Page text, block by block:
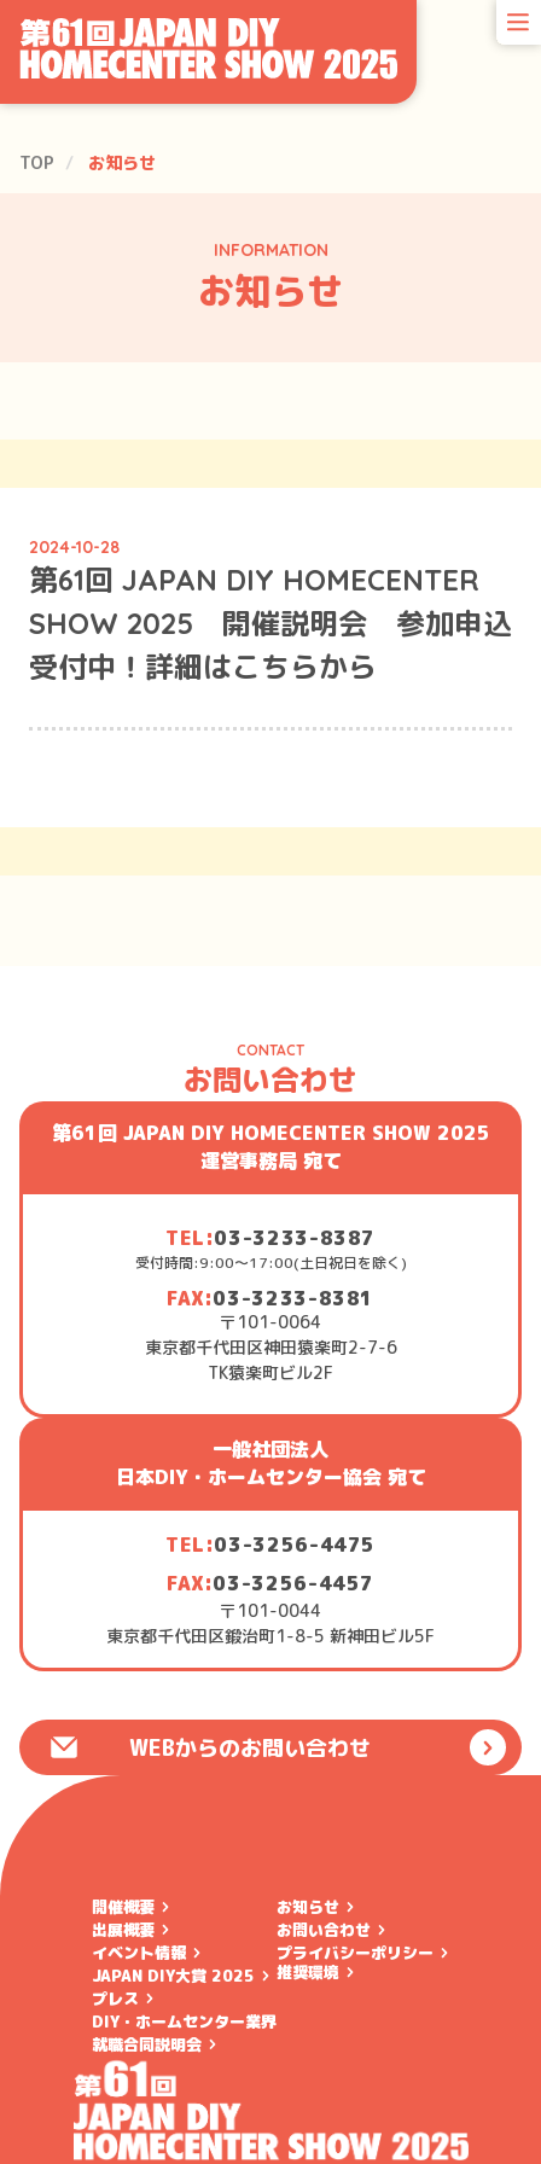
TOP お知らせ
INFORMATION
お知らせ
2024-10-28
第61回 JAPAN DIY HOMECENTER
SHOW 2025 開催説明会 参加申込
受付中！詳細はこちらから
CONTACT
お問い合わせ
第61回 JAPAN DIY HOMECENTER SHOW 2025
運営事務局 宛て
TEL:03-3233-8387
受付時間:9:00～17:00(土日祝日を除く)
FAX:03-3233-8381
〒101-0064
東京都千代田区神田猿楽町2-7-6
TK猿楽町ビル2F
一般社団法人
日本DIY・ホームセンター協会 宛て
TEL:03-3256-4475
FAX:03-3256-4457
〒101-0044
東京都千代田区鍛治町1-8-5 新神田ビル5F
WEBからのお問い合わせ
開催概要
出展概要
イベント情報
JAPAN DIY大賞 2025
プレス
DIY・ホームセンター業界
就職合同説明会
お知らせ
お問い合わせ
プライバシーポリシー
推奨環境